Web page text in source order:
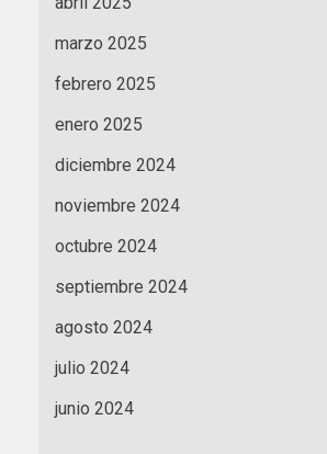
marzo 2025
febrero 2025
enero 2025
diciembre 2024
noviembre 2024
octubre 2024
septiembre 2024
agosto 2024
julio 2024
junio 2024